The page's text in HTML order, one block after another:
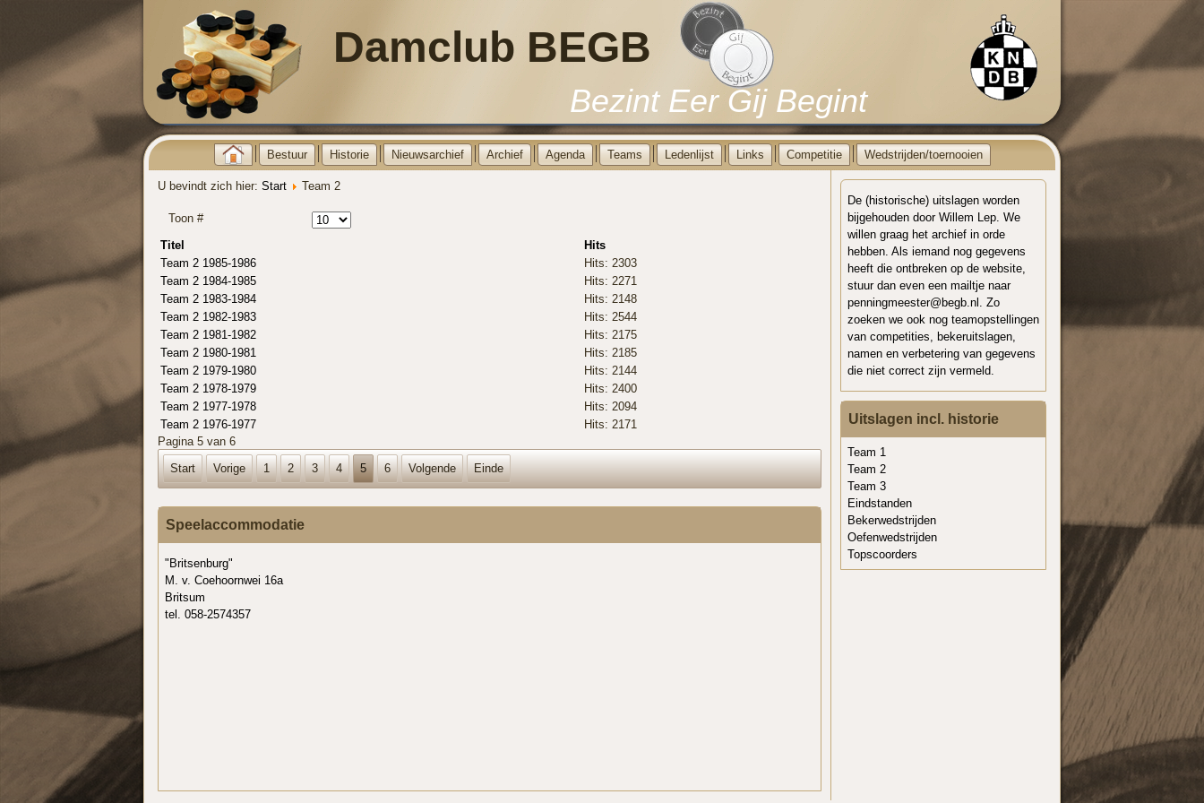
Bezint Eer Gij Begint
Damclub BEGB
Bestuur Historie Nieuwsarchief Archief Agenda Teams Ledenlijst Links Competitie Wedstrijden/toernooien
U bevindt zich hier: Start Team 2
Toon #
Titel
Hits
Team 2 1985-1986
Hits: 2303
Team 2 1984-1985
Hits: 2271
Team 2 1983-1984
Hits: 2148
Team 2 1982-1983
Hits: 2544
Team 2 1981-1982
Hits: 2175
Team 2 1980-1981
Hits: 2185
Team 2 1979-1980
Hits: 2144
Team 2 1978-1979
Hits: 2400
Team 2 1977-1978
Hits: 2094
Team 2 1976-1977
Hits: 2171
Pagina 5 van 6
Start
Vorige 1 2 3 4 5 6 Volgende Einde
Speelaccommodatie
"Britsenburg"
M. v. Coehoornwei 16a
Britsum
tel. 058-2574357
De (historische) uitslagen worden
bijgehouden door Willem Lep. We
willen graag het archief in orde
hebben. Als iemand nog gegevens
heeft die ontbreken op de website,
stuur dan even een mailtje naar
penningmeester@begb.nl. Zo
zoeken we ook nog teamopstellingen
van competities, bekeruitslagen,
namen en verbetering van gegevens
die niet correct zijn vermeld.
Uitslagen incl. historie
Team 1
Team 2
Team 3
Eindstanden
Bekerwedstrijden
Oefenwedstrijden
Topscoorders